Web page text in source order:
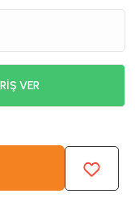
VER